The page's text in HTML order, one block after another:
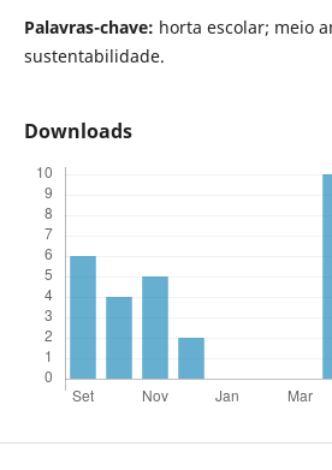
Palavras-chave: horta escolar; meio
sustentabilidade.
Downloads